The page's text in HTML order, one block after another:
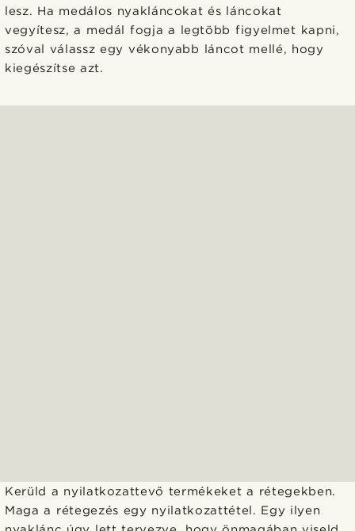
lesz. Ha medálos nyakláncokat és láncokat
vegyítesz, a medál fogja a legtöbb figyelmet kapni,
szóval válassz egy vékonyabb láncot mellé, hogy
kiegészítse azt.
Kerüld a nyilatkozattevő termékeket a rétegekben.
Maga a rétegezés egy nyilatkozattétel. Egy ilyen